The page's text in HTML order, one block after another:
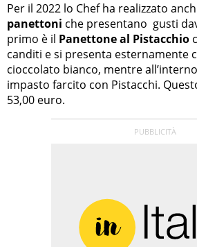
Per il 2022 lo Chef ha realizzato
panettoni che presentano gusti
primo è il Panettone al Pistacchio
canditi e si presenta esternamente
cioccolato bianco, mentre
impasto farcito con Pistacchi.
53,00 euro.